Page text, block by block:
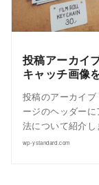
投稿アーカイ
キャッチ画像
投稿のアーカイ
ージのヘッダー
法について紹介し
wp-ystandard.com